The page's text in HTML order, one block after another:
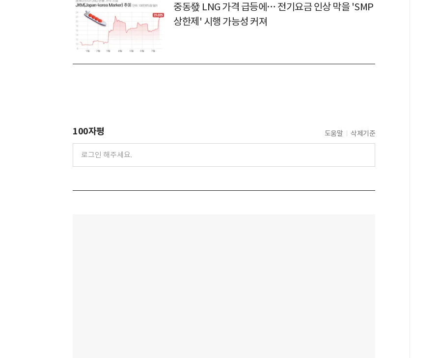
중동發 LNG 가격 급등에… 전기요금 인상 막을 'SMP
상한제' 시행 가능성 커져
100자평 도움말 삭제기준